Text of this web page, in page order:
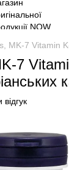
MK-7 Vitamin
7